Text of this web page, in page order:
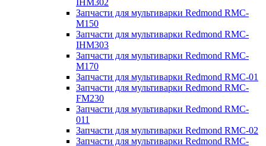
IHM302
Запчасти для мультиварки Redmond RMC-
M150
Запчасти для мультиварки Redmond RMC-
IHM303
Запчасти для мультиварки Redmond RMC-
M170
Запчасти для мультиварки Redmond RMC-01
Запчасти для мультиварки Redmond RMC-
FM230
Запчасти для мультиварки Redmond RMC-
011
Запчасти для мультиварки Redmond RMC-02
Запчасти для мультиварки Redmond RMC-